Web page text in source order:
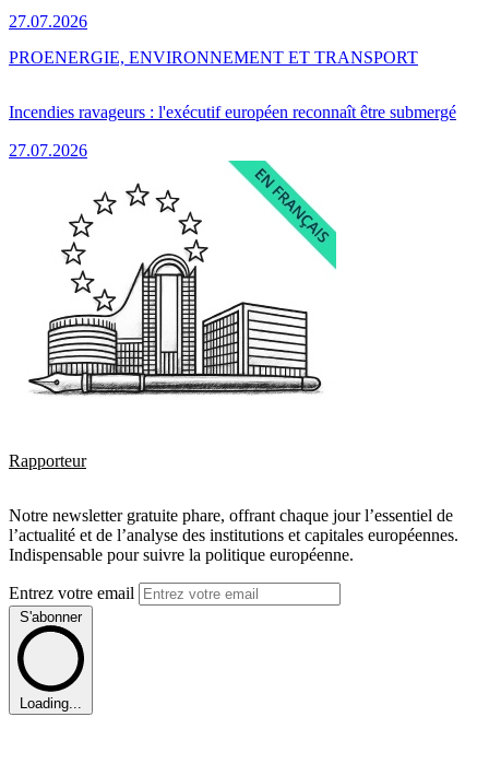
27.07.2026
Incendies ravageurs : l'exécutif européen reconnaît être submergé
27.07.2026
PROENERGIE, ENVIRONNEMENT ET TRANSPORT
Rapporteur
Notre newsletter gratuite phare, offrant chaque jour l’essentiel de
l’actualité et de l’analyse des institutions et capitales européennes.
Indispensable pour suivre la politique européenne.
Entrez votre email
S'abonner
Loading...